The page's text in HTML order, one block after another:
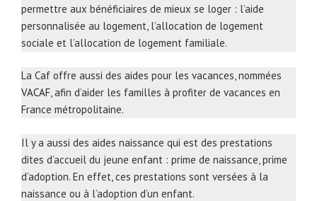
permettre aux bénéficiaires de mieux se loger : l’aide
personnalisée au logement, l’allocation de logement
sociale et l’allocation de logement familiale.
La Caf offre aussi des aides pour les vacances, nommées
VACAF, afin d’aider les familles à profiter de vacances en
France métropolitaine.
Il y a aussi des aides naissance qui est des prestations
dites d’accueil du jeune enfant : prime de naissance, prime
d’adoption. En effet, ces prestations sont versées à la
naissance ou à l’adoption d’un enfant.